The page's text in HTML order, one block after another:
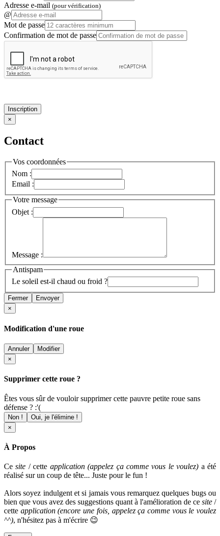
Adresse e-mail (pour vérification)
@
Mot de passe
Confirmation de mot de passe
Inscription
×
Contact
Vos coordonnées
Nom :
Email :
Votre message
Objet :
Message :
Antispam
Le soleil est-il chaud ou froid ?
Fermer
Envoyer
×
Modification d'une roue
Annuler
Modifier
×
Supprimer cette roue ?
Êtes vous sûr de vouloir supprimer cette pauvre petite roue sans
défense ? :'(
Non !
Oui, je l'élimine !
×
À Propos
Cesite / cette application (appelez ça comme vous le voulez) a été
réalisé sur un coup de tête... Juste pour le fun !
Alors soyez indulgent et si jamais vous remarquez quelques bugs ou
bien que vous avez des suggestions quant à l'amélioration de ce site /
cette application (encore une fois, appelez ça comme vous le voulez
^^), n'hésitez pas à m'écrire 😉